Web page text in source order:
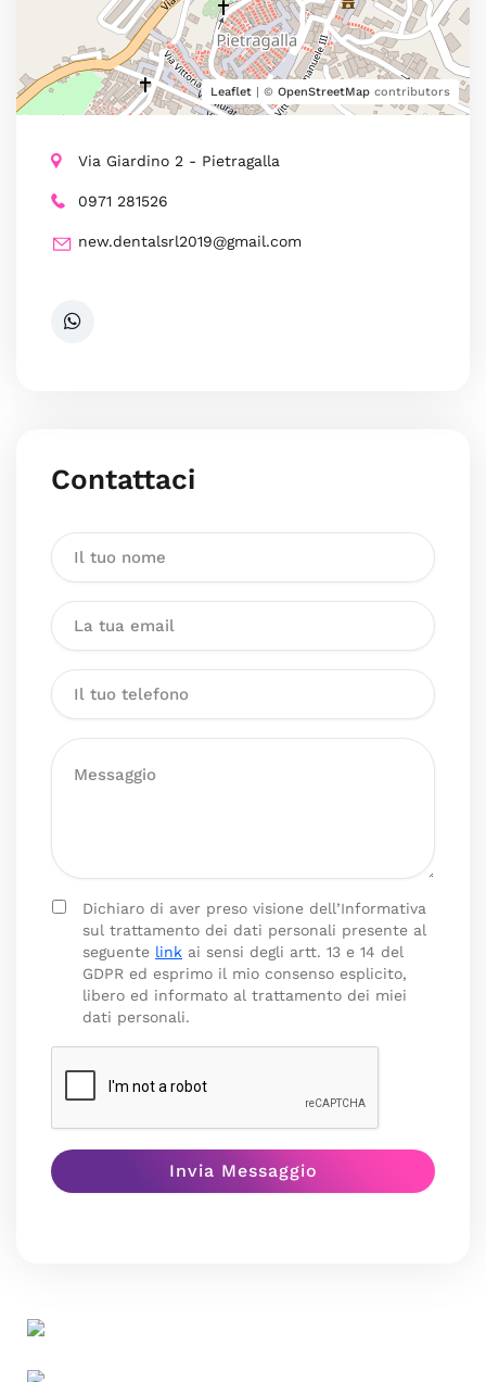
Leaflet | © OpenStreetMap contributors
Via Giardino 2 - Pietragalla
0971 281526
new.dentalsrl2019@gmail.com
Contattaci
Dichiaro di aver preso visione dell’Informativa
sul trattamento dei dati personali presente al
seguente link ai sensi degli artt. 13 e 14 del
GDPR ed esprimo il mio consenso esplicito,
libero ed informato al trattamento dei miei
dati personali.